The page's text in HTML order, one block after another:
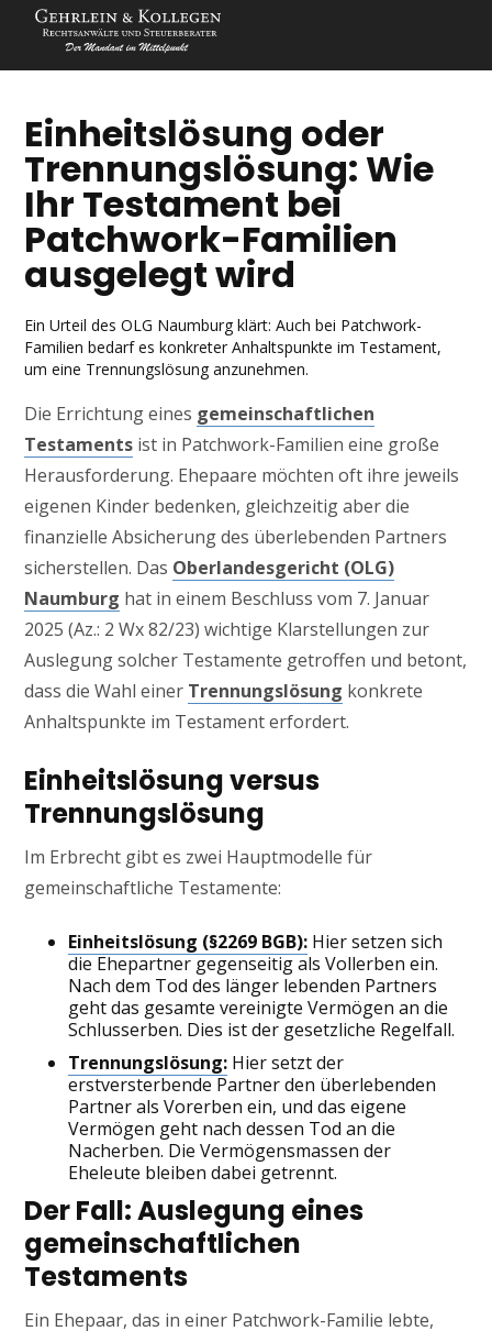
Einheitslösung oder
Trennungslösung: Wie
Ihr Testament bei
Patchwork-Familien
ausgelegt wird
Ein Urteil des OLG Naumburg klärt: Auch bei Patchwork-
Familien bedarf es konkreter Anhaltspunkte im Testament,
um eine Trennungslösung anzunehmen.
Die Errichtung eines gemeinschaftlichen
Testaments ist in Patchwork-Familien eine große
Herausforderung. Ehepaare möchten oft ihre jeweils
eigenen Kinder bedenken, gleichzeitig aber die
finanzielle Absicherung des überlebenden Partners
sicherstellen. Das Oberlandesgericht (OLG)
Naumburg hat in einem Beschluss vom 7. Januar
2025 (Az.: 2 Wx 82/23) wichtige Klarstellungen zur
Auslegung solcher Testamente getroffen und betont,
dass die Wahl einer Trennungslösung konkrete
Anhaltspunkte im Testament erfordert.
Einheitslösung versus
Trennungslösung
Im Erbrecht gibt es zwei Hauptmodelle für
gemeinschaftliche Testamente:
Einheitslösung (§2269 BGB): Hier setzen sich
die Ehepartner gegenseitig als Vollerben ein.
Nach dem Tod des länger lebenden Partners
geht das gesamte vereinigte Vermögen an die
Schlusserben. Dies ist der gesetzliche Regelfall.
Trennungslösung: Hier setzt der
erstversterbende Partner den überlebenden
Partner als Vorerben ein, und das eigene
Vermögen geht nach dessen Tod an die
Nacherben. Die Vermögensmassen der
Eheleute bleiben dabei getrennt.
Der Fall: Auslegung eines
gemeinschaftlichen
Testaments
Ein Ehepaar, das in einer Patchwork-Familie lebte,